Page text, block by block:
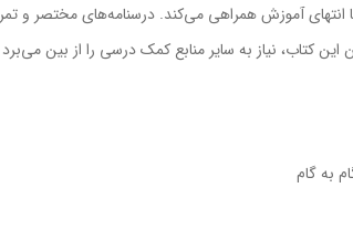
تا انتهای آموزش همراهی می‌کند. درسنامه‌های مختصر
این کتاب، نیاز به سایر منابع کمک درسی را از بین
به گام